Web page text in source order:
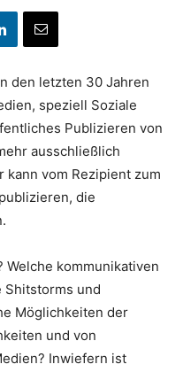
den letzten 30 Jahren
speziell Soziale
Publizieren von
ausschließlich
vom Rezipient zum
die
Welche kommunikativen
Shitstorms und
Möglichkeiten der
und von
Inwiefern ist